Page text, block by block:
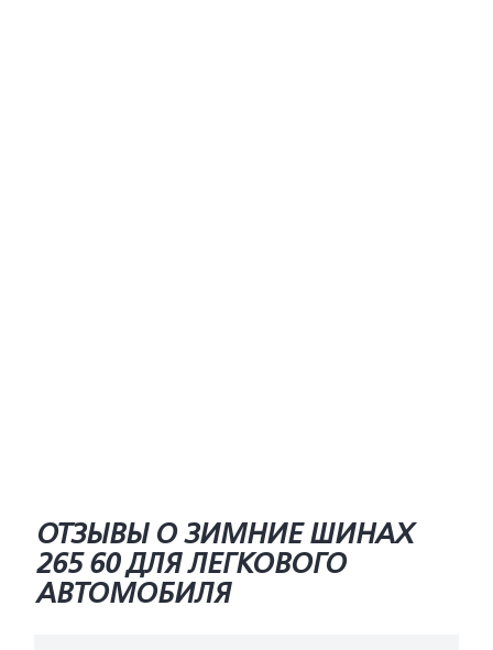
ОТЗЫВЫ О ЗИМНИЕ ШИНАХ
265 60 ДЛЯ ЛЕГКОВОГО
АВТОМОБИЛЯ